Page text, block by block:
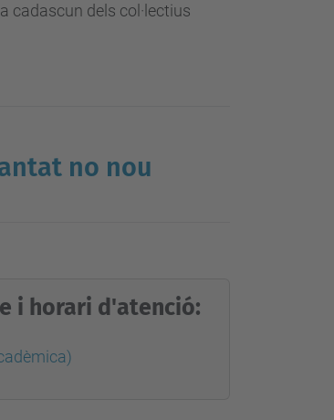
cadascun dels col·lectius
no nou
i horari d'atenció: